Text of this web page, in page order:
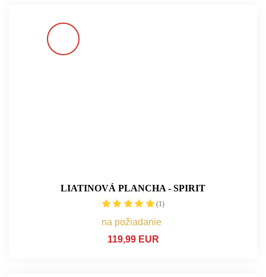
LIATINOVÁ PLANCHA - SPIRIT
(1)
na požiadanie
119,99 EUR